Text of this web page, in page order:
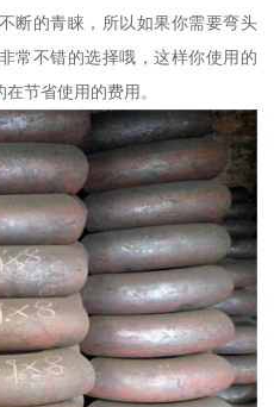
断的青睐，所以如果你需要弯头
常不错的选择哦，这样你使用的
节省使用的费用。